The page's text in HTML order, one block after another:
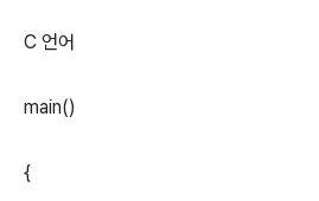
C 언어
main()
{